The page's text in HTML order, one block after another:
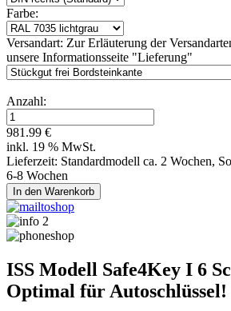
Farbe:
Versandart: Zur Erläuterung der
unsere Informationsseite "Lieferung"
Anzahl:
981.99 €
inkl. 19 % MwSt.
Lieferzeit: Standardmodell ca. 2 Wochen,
6-8 Wochen
ISS Modell Safe4Key I 6
Optimal für Autoschlüssel!